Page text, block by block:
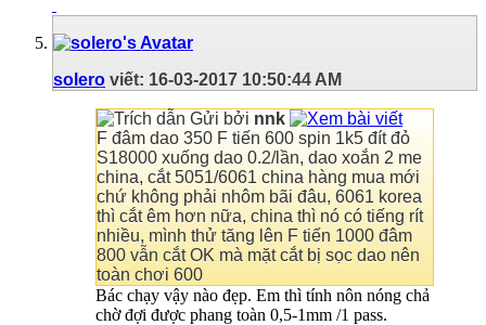
solero viết: 16-03-2017 10:50:44 AM
Gửi bởi nnk
F đâm dao 350 F tiến 600 spin 1k5 đít đỏ
S18000 xuống dao 0.2/lần, dao xoắn 2 me
china, cắt 5051/6061 china hàng mua mới
chứ không phải nhôm bãi đâu, 6061 korea
thì cắt êm hơn nữa, china thì nó có tiếng rít
nhiều, mình thử tăng lên F tiến 1000 đâm
800 vẫn cắt OK mà mặt cắt bị sọc dao nên
toàn chơi 600
Bác chạy vậy nào đẹp. Em thì tính nôn nóng chả
chờ đợi được phang toàn 0,5-1mm /1 pass.